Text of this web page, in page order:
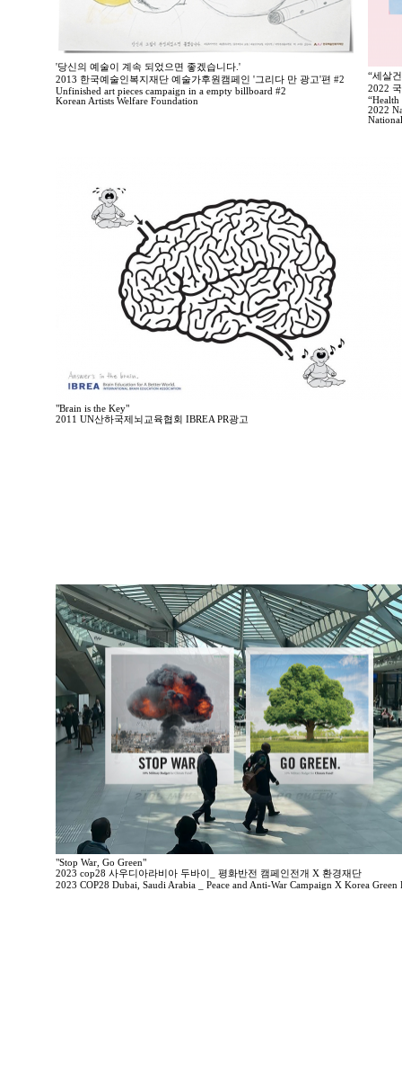
'당신의 예술이 계속 되었으면 좋겠습니다.'
2013 한국예술인복지재단 예술가후원캠페인 '그리다 만 광고'편 #2
Unfinished art pieces campaign in a empty billboard #2
Korean Artists Welfare Foundation
“세살
2022
2022
"Brain is the Key"
2011 UN산하국제뇌교육협회 IBREA PR광고
"Stop War, Go Green"
2023 cop28 사우디아라비아 두바이_ 평화반전 캠페인전개 X 환경재단
2023 COP28 Dubai, Saudi Arabia _ Peace and Anti-War Campaign X Korea Green